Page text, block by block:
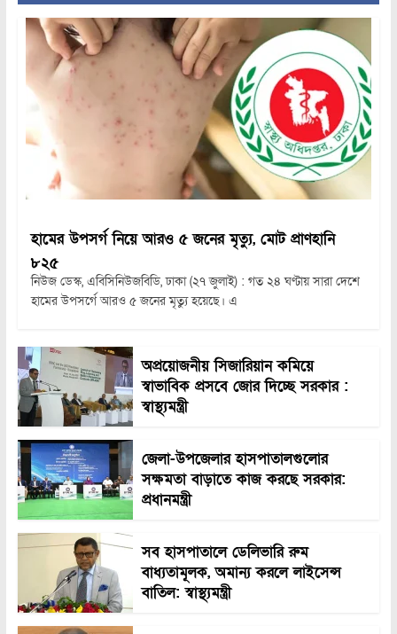
হামের উপসর্গ নিয়ে আরও ৫ জনের মৃত্যু, মোট প্রাণহানি
৮২৫
নিউজ ডেস্ক, এবিসিনিউজবিডি, ঢাকা (২৭ জুলাই) : গত ২৪ ঘণ্টায় সারা দেশে
হামের উপসর্গে আরও ৫ জনের মৃত্যু হয়েছে। এ
অপ্রয়োজনীয় সিজারিয়ান কমিয়ে
স্বাভাবিক প্রসবে জোর দিচ্ছে সরকার :
স্বাস্থ্যমন্ত্রী
জেলা-উপজেলার হাসপাতালগুলোর
সক্ষমতা বাড়াতে কাজ করছে সরকার:
প্রধানমন্ত্রী
সব হাসপাতালে ডেলিভারি রুম
বাধ্যতামূলক, অমান্য করলে লাইসেন্স
বাতিল: স্বাস্থ্যমন্ত্রী